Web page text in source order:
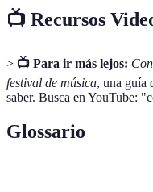
📺 Recursos
> 📺 Para ir más lejos:
festival de música, una guía
saber. Busca en YouTube:
Glossario